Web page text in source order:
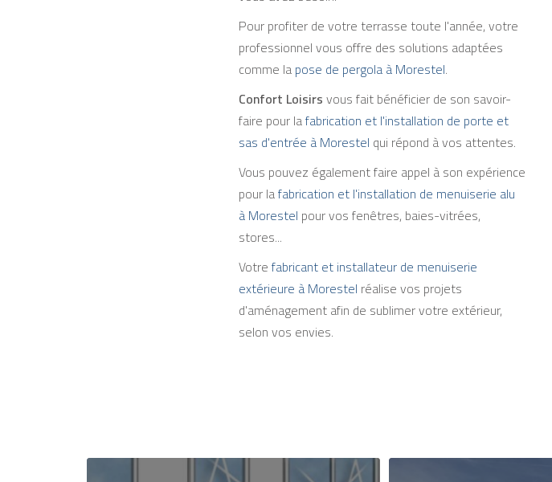
Pour profiter de votre terrasse toute l'année, votre
professionnel vous offre des solutions adaptées
comme lapose de pergola à Morestel.
Confort Loisirsvous fait bénéficier de son savoir-
faire pour lafabrication et l'installation de porte et
sas d'entrée à Morestel qui répond à vos attentes.
Vous pouvez également faire appel à son expérience
pour lafabrication et l'installation de menuiserie alu
à Morestel pour vos fenêtres, baies-vitrées,
stores...
Votrefabricant et installateur de menuiserie
extérieure à Morestel réalise vos projets
d'aménagement afin de sublimer votre extérieur,
selon vos envies.